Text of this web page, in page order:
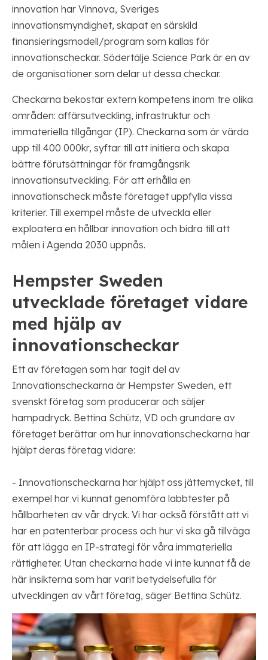
innovation har Vinnova, Sveriges
innovationsmyndighet, skapat en särskild
finansieringsmodell/program som kallas för
innovationscheckar. Södertälje Science Park är en av
de organisationer som delar ut dessa checkar.
Checkarna bekostar extern kompetens inom tre olika
områden: affärsutveckling, infrastruktur och
immateriella tillgångar (IP). Checkarna som är värda
upp till 400 000kr, syftar till att initiera och skapa
bättre förutsättningar för framgångsrik
innovationsutveckling. För att erhålla en
innovationscheck måste företaget uppfylla vissa
kriterier. Till exempel måste de utveckla eller
exploatera en hållbar innovation och bidra till att
målen i Agenda 2030 uppnås.
Hempster Sweden
utvecklade företaget vidare
med hjälp av
innovationscheckar
Ett av företagen som har tagit del av
Innovationscheckarna är Hempster Sweden, ett
svenskt företag som producerar och säljer
hampadryck. Bettina Schütz, VD och grundare av
företaget berättar om hur innovationscheckarna har
hjälpt deras företag vidare:
- Innovationscheckarna har hjälpt oss jättemycket, till
exempel har vi kunnat genomföra labbtester på
hållbarheten av vår dryck. Vi har också förstått att vi
har en patenterbar process och hur vi ska gå tillväga
för att lägga en IP-strategi för våra immateriella
rättigheter. Utan checkarna hade vi inte kunnat få de
här insikterna som har varit betydelsefulla för
utvecklingen av vårt företag, säger Bettina Schütz.